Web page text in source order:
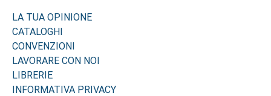
LA TUA OPINIONE
CATALOGHI
CONVENZIONI
LAVORARE CON NOI
LIBRERIE
INFORMATIVA PRIVACY